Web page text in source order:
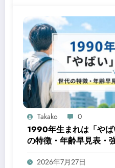
Takako 0
1990年生まれは「や
の特徴・年齢早見表・
2026年7月27日